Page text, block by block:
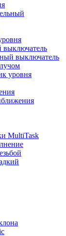
выключатель
выключатель
уровня
MultiTask